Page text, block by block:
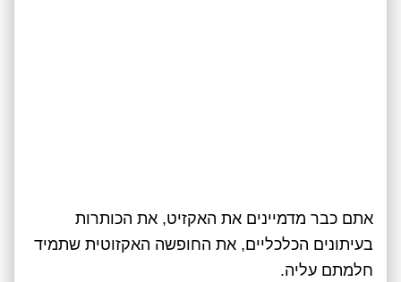
אתם כבר מדמיינים את האקזיט, את הכותרות
בעיתונים הכלכליים, את החופשה האקזוטית שתמיד
חלמתם עליה.